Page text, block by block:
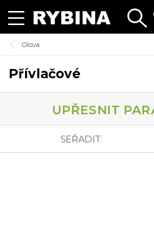
Olova
Přívlačové
UPŘESNIT
SEŘADIT: